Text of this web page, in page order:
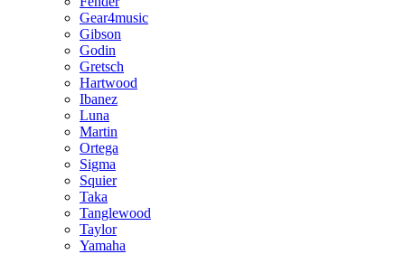
Gear4music
Gibson
Godin
Gretsch
Hartwood
Ibanez
Luna
Martin
Ortega
Sigma
Squier
Taka
Tanglewood
Taylor
Yamaha